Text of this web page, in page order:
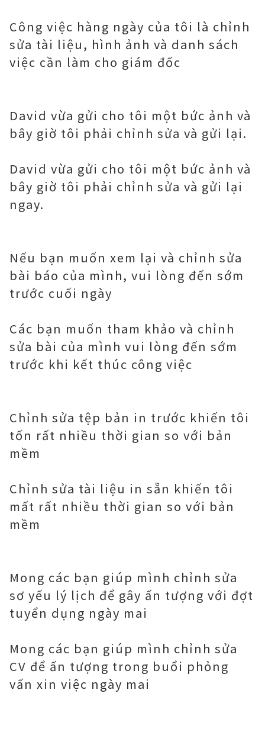
Công việc hàng ngày của tôi là chỉnh
sửa tài liệu, hình ảnh và danh sách
việc cần làm cho giám đốc
David vừa gửi cho tôi một bức ảnh và
bây giờ tôi phải chỉnh sửa và gửi lại.
David vừa gửi cho tôi một bức ảnh và
bây giờ tôi phải chỉnh sửa và gửi lại
ngay.
Nếu bạn muốn xem lại và chỉnh sửa
bài báo của mình, vui lòng đến sớm
trước cuối ngày
Các bạn muốn tham khảo và chỉnh
sửa bài của mình vui lòng đến sớm
trước khi kết thúc công việc
Chỉnh sửa tệp bản in trước khiến tôi
tốn rất nhiều thời gian so với bản
mềm
Chỉnh sửa tài liệu in sẵn khiến tôi
mất rất nhiều thời gian so với bản
mềm
Mong các bạn giúp mình chỉnh sửa
sơ yếu lý lịch để gây ấn tượng với đợt
tuyển dụng ngày mai
Mong các bạn giúp mình chỉnh sửa
CV để ấn tượng trong buổi phỏng
vấn xin việc ngày mai